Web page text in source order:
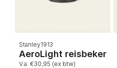
Stanley1913
AeroLight reisbeker
V.a. €30,95 (ex btw)